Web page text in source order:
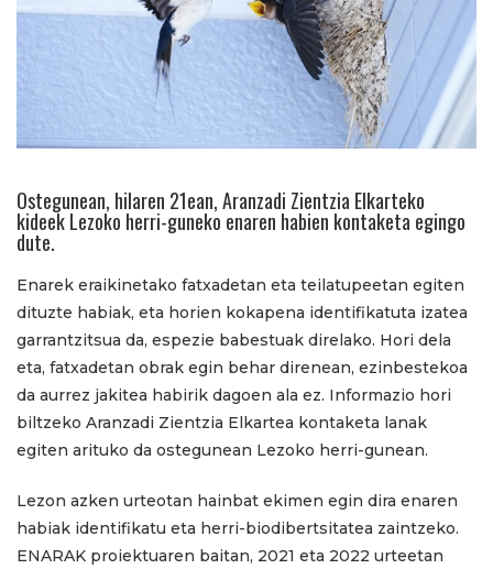
Ostegunean, hilaren 21ean, Aranzadi Zientzia Elkarteko
kideek Lezoko herri-guneko enaren habien kontaketa egingo
dute.
Enarek eraikinetako fatxadetan eta teilatupeetan egiten
dituzte habiak, eta horien kokapena identifikatuta izatea
garrantzitsua da, espezie babestuak direlako. Hori dela
eta, fatxadetan obrak egin behar direnean, ezinbestekoa
da aurrez jakitea habirik dagoen ala ez. Informazio hori
biltzeko Aranzadi Zientzia Elkartea kontaketa lanak
egiten arituko da ostegunean Lezoko herri-gunean.
Lezon azken urteotan hainbat ekimen egin dira enaren
habiak identifikatu eta herri-biodibertsitatea zaintzeko.
ENARAK proiektuaren baitan, 2021 eta 2022 urteetan